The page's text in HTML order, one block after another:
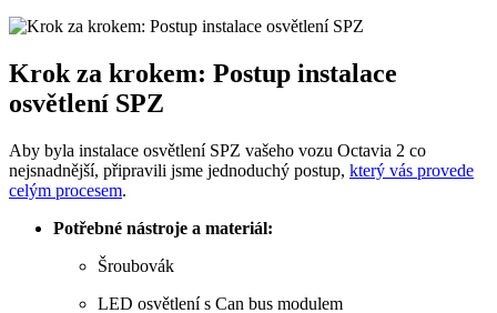
Krok za krokem: Postup instalace
osvětlení SPZ
Aby byla instalace osvětlení SPZ vašeho vozu Octavia 2 co
nejsnadnější, připravili jsme jednoduchý postup, který vás provede
celým procesem.
Potřebné nástroje a materiál:
Šroubovák
LED osvětlení s Can bus modulem